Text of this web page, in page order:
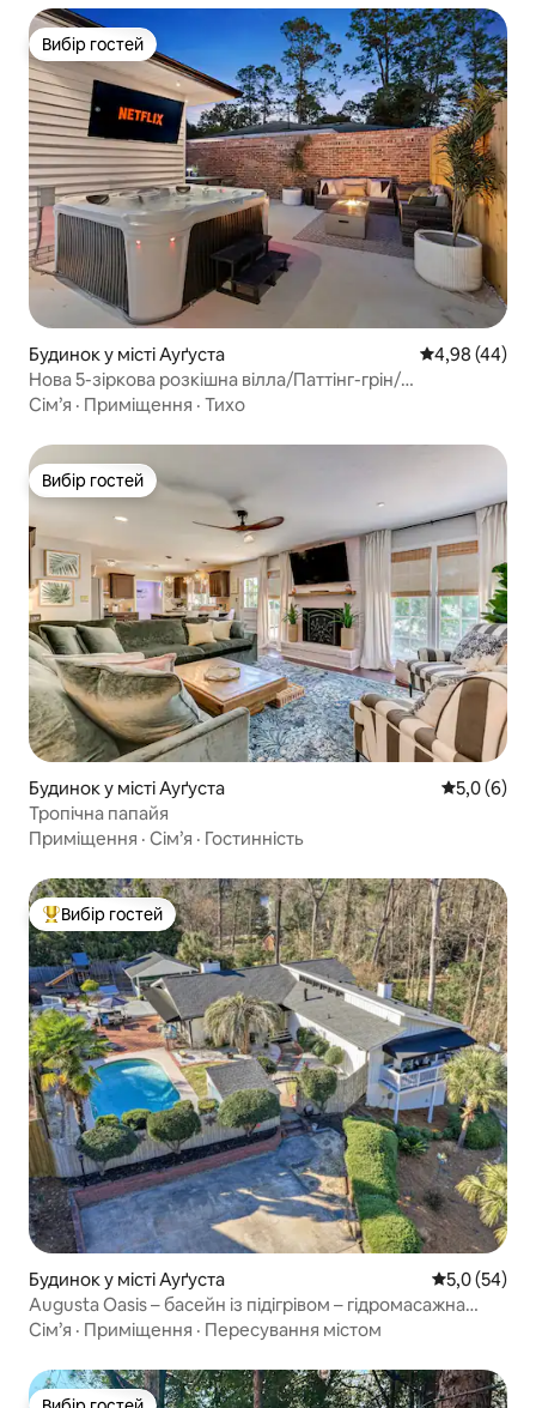
Вибір гостей
Вибір гостей
Будинок у місті Ауґуста Середня
4,98 (44)
Нова 5-зіркова розкішна вілла/Паттінг-грін/
Гідромасажна ванна/Електромобіль/Чаша для багаття
Сім’я · Приміщення · Тихо
Вибір гостей
Вибір гостей
Будинок у місті Ауґуста Середня
5,0 (6)
Тропічна папайя
Приміщення · Сім’я · Гостинність
Топ вибір гостей
Вибір гостей
Будинок у місті Ауґуста Середня
5,0 (54)
Augusta Oasis – басейн із підігрівом – гідромасажна
ванна – можна з собаками!
Сім’я · Приміщення · Пересування містом